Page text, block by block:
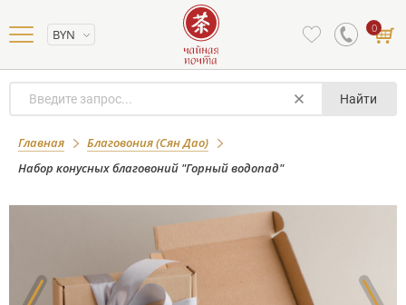
BYN 0
Найти
Главная
Благовония (Сян Дао)
Набор конусных благовоний "Горный водопад"
Набор конусных благовоний "Горный
водопад"